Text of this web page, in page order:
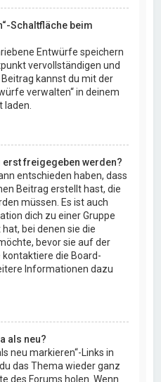
Schaltfläche beim
Entwürfe speichern
vervollständigen und
kannst du mit der
verwalten“ in deinem
laden.
freigegeben werden?
entschieden haben, dass
Beitrag erstellt hast, die
müssen. Es ist auch
dich zu einer Gruppe
bei denen sie die
bevor sie auf der
die Board-
Informationen dazu
als neu?
neu markieren“-Links in
das Thema wieder ganz
des Forums holen. Wenn